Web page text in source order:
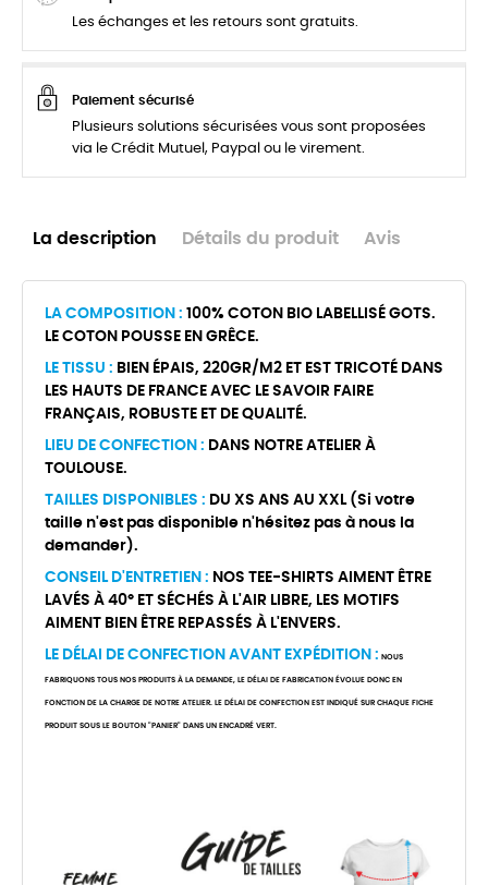
Les échanges et les retours sont gratuits.
Paiement sécurisé
Plusieurs solutions sécurisées vous sont proposées
via le Crédit Mutuel, Paypal ou le virement.
La description Détails du produit Avis
LA COMPOSITION : 100% COTON BIO LABELLISÉ GOTS.
LE COTON POUSSE EN GRÊCE.
LE TISSU : BIEN ÉPAIS, 220GR/M2 ET EST TRICOTÉ DANS
LES HAUTS DE FRANCE AVEC LE SAVOIR FAIRE
FRANÇAIS, ROBUSTE ET DE QUALITÉ.
LIEU DE CONFECTION : DANS NOTRE ATELIER À
TOULOUSE.
TAILLES DISPONIBLES : DU XS ANS AU XXL (Si votre
taille n'est pas disponible n'hésitez pas à nous la
demander).
CONSEIL D'ENTRETIEN : NOS TEE-SHIRTS AIMENT ÊTRE
LAVÉS À 40° ET SÉCHÉS À L'AIR LIBRE, LES MOTIFS
AIMENT BIEN ÊTRE REPASSÉS À L'ENVERS.
LE DÉLAI DE CONFECTION AVANT EXPÉDITION : NOUS
FABRIQUONS TOUS NOS PRODUITS À LA DEMANDE, LE DÉLAI DE FABRICATION ÉVOLUE DONC EN
FONCTION DE LA CHARGE DE NOTRE ATELIER. LE DÉLAI DE CONFECTION EST INDIQUÉ SUR CHAQUE FICHE
PRODUIT SOUS LE BOUTON "PANIER" DANS UN ENCADRÉ VERT.